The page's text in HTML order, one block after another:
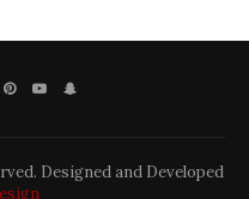
Designed and Developed